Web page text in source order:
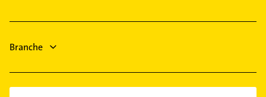
Steinenbronn Württemberg
Altensteig Württemberg
Phoniatrie
Kanalreinigung
Bauunternehmen
Branche